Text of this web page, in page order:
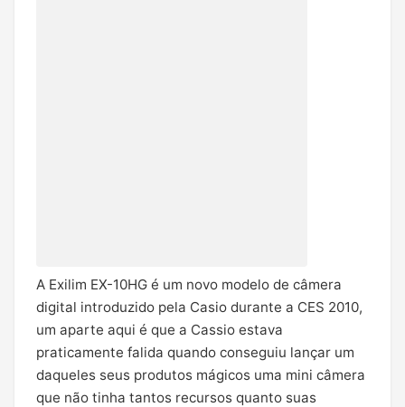
A Exilim EX-10HG é um novo modelo de câmera
digital introduzido pela Casio durante a CES 2010,
um aparte aqui é que a Cassio estava
praticamente falida quando conseguiu lançar um
daqueles seus produtos mágicos uma mini câmera
que não tinha tantos recursos quanto suas